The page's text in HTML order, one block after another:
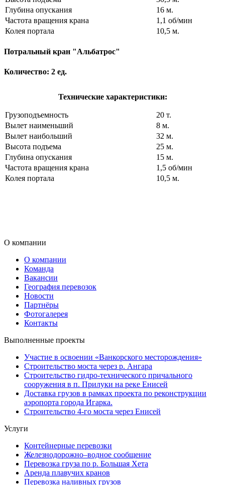
Глубина опускания
16 м.
Частота вращения крана
1,1 об/мин
Колея портала
10,5 м.
Потральный кран "Альбатрос"
Количество: 2 ед.
Технические характеристики:
Грузоподъемность
20 т.
Вылет наименьший
8 м.
Вылет наибольший
32 м.
Высота подъема
25 м.
Глубина опускания
15 м.
Частота вращения крана
1,5 об/мин
Колея портала
10,5 м.
О компании
О компании
Команда
Вакансии
География перевозок
Новости
Партнёры
Фотогалерея
Контакты
Выполненные проекты
Участие в освоении «Ванкорского месторождения»
Строительство моста через р. Ангара
Строительство гидро-технического причального
сооружения в п. Прилуки на реке Енисей
Доставка грузов в рамках проекта по реконструкции
аэропорта города Игарка.
Строительство 4-го моста через Енисей
Услуги
Контейнерные перевозки
Железнодорожно–водное сообщение
Перевозка груза по р. Большая Хета
Аренда плавучих кранов
Перевозка наливных грузов